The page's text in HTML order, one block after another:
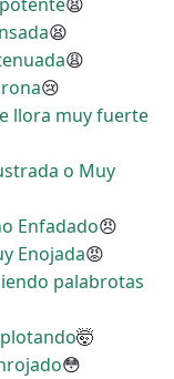
😫
😩
😢
llora muy fuerte
o Muy
Enfadado😠
Enojada😡
palabrotas
🤯
😳